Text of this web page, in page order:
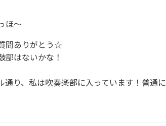
ほ～
問ありがとう☆
部はないかな！
通り、私は吹奏楽部に入っています！普通